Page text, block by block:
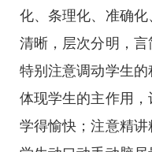
化、条理化、准确
清晰，层次分明，
特别注意调动学生
体现学生的主作用，
学得愉快；注意精讲